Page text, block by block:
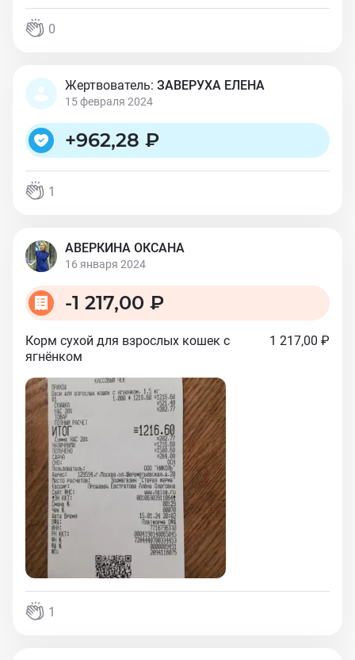
0
Жертвователь: ЗАВЕРУХА ЕЛЕНА
15 февраля 2024
+962,28 ₽
1
АВЕРКИНА ОКСАНА
16 января 2024
-1 217,00 ₽
Корм сухой для взрослых кошек с
ягнёнком
1 217,00 ₽
1